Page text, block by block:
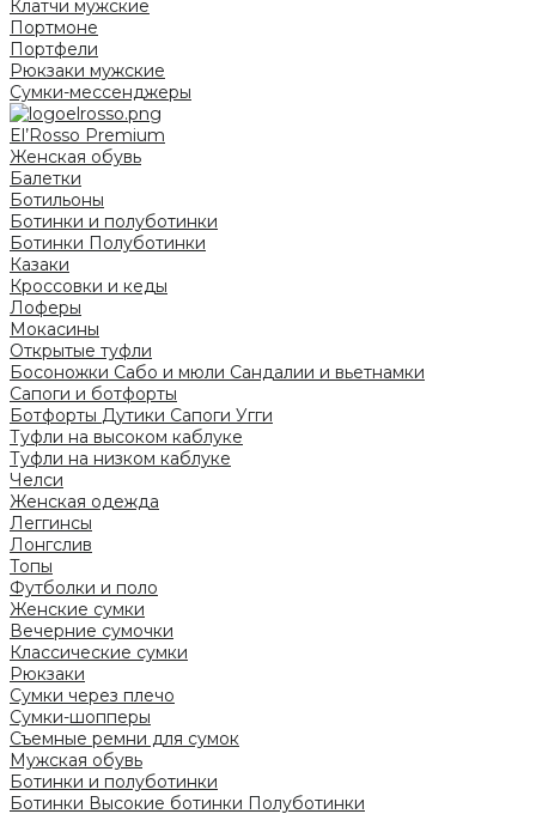
Клатчи мужские
Портмоне
Портфели
Рюкзаки мужские
Сумки-мессенджеры
El’Rosso Premium
Женская обувь
Балетки
Ботильоны
Ботинки и полуботинки
Ботинки Полуботинки
Казаки
Кроссовки и кеды
Лоферы
Мокасины
Открытые туфли
Босоножки Сабо и мюли Сандалии и вьетнамки
Сапоги и ботфорты
Ботфорты Дутики Сапоги Угги
Туфли на высоком каблуке
Туфли на низком каблуке
Челси
Женская одежда
Леггинсы
Лонгслив
Топы
Футболки и поло
Женские сумки
Вечерние сумочки
Классические сумки
Рюкзаки
Сумки через плечо
Сумки-шопперы
Съемные ремни для сумок
Мужская обувь
Ботинки и полуботинки
Ботинки Высокие ботинки Полуботинки